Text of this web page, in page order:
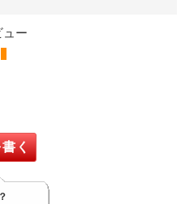
ュー
く